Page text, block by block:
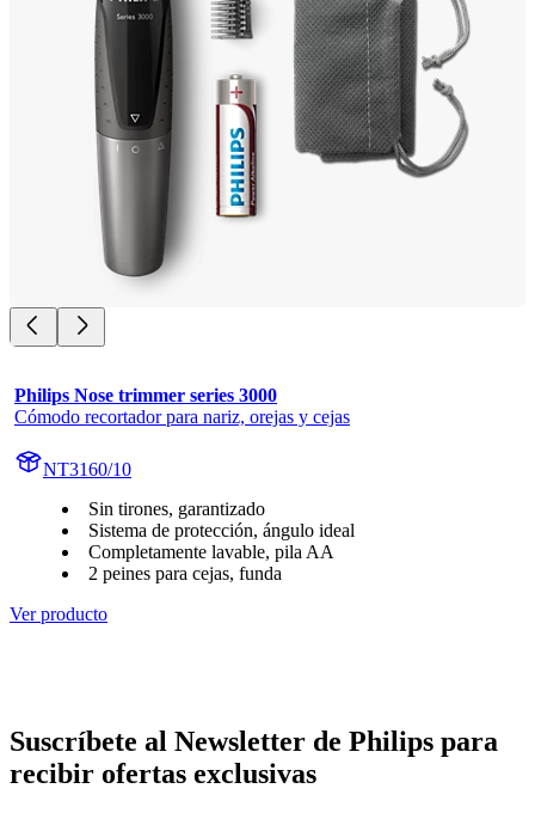
Philips Nose trimmer series 3000
Cómodo recortador para nariz, orejas y cejas
NT3160/10
Sin tirones, garantizado
Sistema de protección, ángulo ideal
Completamente lavable, pila AA
2 peines para cejas, funda
Ver producto
Suscríbete al Newsletter de Philips para
recibir ofertas exclusivas